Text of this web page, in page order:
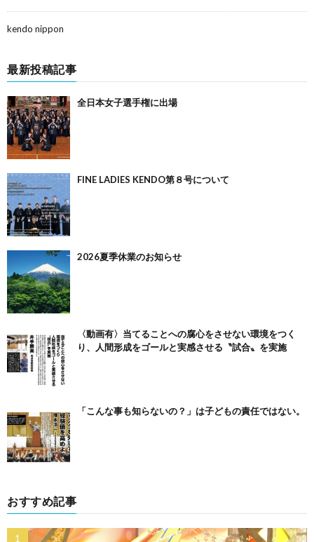
kendo nippon
最新投稿記事
全日本女子選手権に出場
FINE LADIES KENDO第８号について
2026夏季休業のお知らせ
〈動画有〉当てることへの腐心をさせない環境をつく
り、人間形成をゴールと実感させる〝試合〟を実施
「こんな事も知らないの？」は子どもの責任ではない。
おすすめ記事